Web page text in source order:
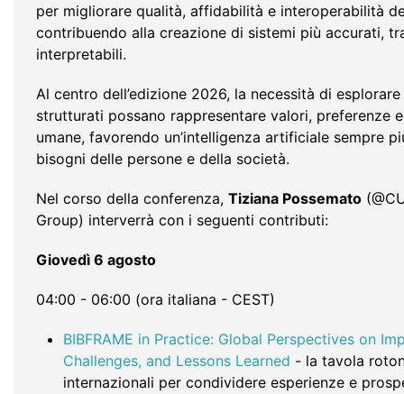
per migliorare qualità, affidabilità e interoperabilità
contribuendo alla creazione di sistemi più accurati,
interpretabili.
Al centro dell’edizione 2026, la necessità di
strutturati possano rappresentare valori, preferenze
umane, favorendo un’intelligenza artificiale sempre
bisogni delle persone e della società.
Nel corso della conferenza, Tiziana Possemato
Group) interverrà con i seguenti contributi:
Giovedì 6 agosto
04:00 - 06:00 (ora italiana - CEST)
BIBFRAME in Practice: Global Perspectives on
Challenges, and Lessons Learned - la tavola
internazionali per condividere esperienze e